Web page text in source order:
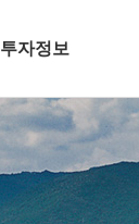
투자정보
전자공고